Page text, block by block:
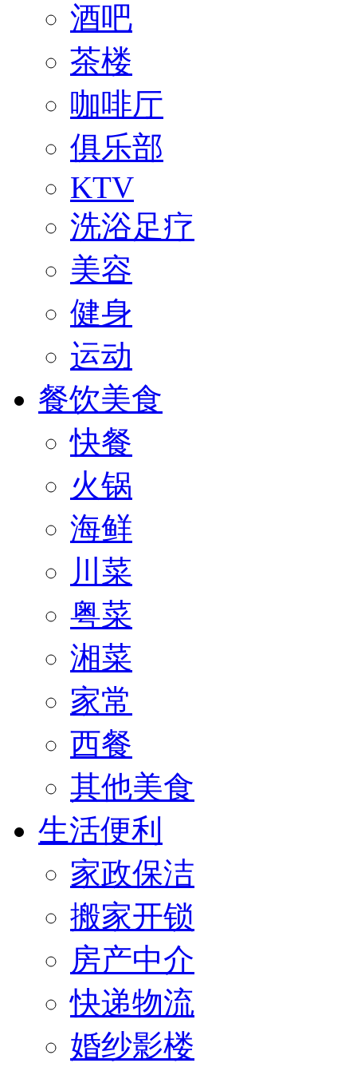
酒吧
茶楼
咖啡厅
俱乐部
KTV
洗浴足疗
美容
健身
运动
餐饮美食
快餐
火锅
海鲜
川菜
粤菜
湘菜
家常
西餐
其他美食
生活便利
家政保洁
搬家开锁
房产中介
快递物流
婚纱影楼